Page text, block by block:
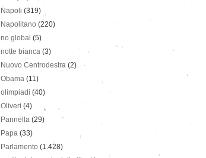
Napoli (319)
Napolitano (220)
no global (5)
notte bianca (3)
Nuovo Centrodestra (2)
Obama (11)
olimpiadi (40)
Oliveri (4)
Pannella (29)
Papa (33)
Parlamento (1.428)